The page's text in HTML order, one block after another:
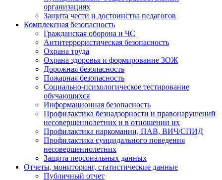
организациях
Защита чести и достоинства педагогов
Комплексная безопасность
Гражданская оборона и ЧС
Антитеррористическая безопасность
Охрана труда
Охрана здоровья и формирование ЗОЖ
Дорожная безопасность
Пожарная безопасность
Социально-психологическое тестирование
обучающихся
Информационная безопасность
Профилактика безнадзорности и правонарушений
несовершеннолетних и в отношении их
Профилактика наркомании, ПАВ, ВИЧ/СПИД
Профилактика суицидального поведения
несовершеннолетних
Защита персональных данных
Отчеты, мониторинг, статистические данные
Публичный отчет